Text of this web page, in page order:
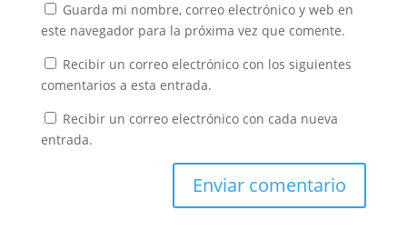
Guarda mi nombre, correo electrónico y web en
este navegador para la próxima vez que comente.
Recibir un correo electrónico con los siguientes
comentarios a esta entrada.
Recibir un correo electrónico con cada nueva
entrada.